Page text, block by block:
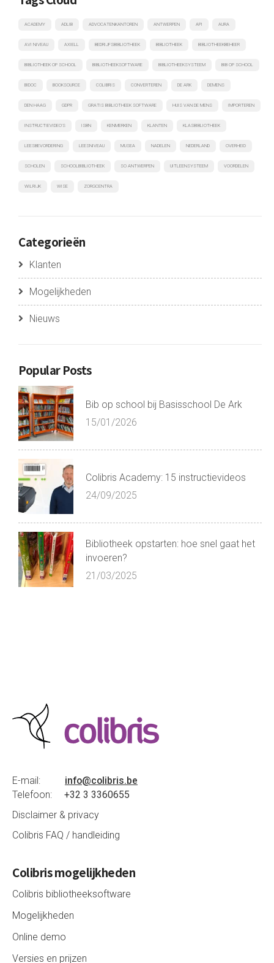
ACADEMY ADLIB ADVOCATENKANTOREN ANTWERPEN API AURA
AVI NIVEAU AXIELL BEDRIJFSBIBLIOTHEEK BIBLIOTHEEK BIBLIOTHEEKBEHEER
BIBLIOTHEEK OP SCHOOL BIBLIOTHEEKSOFTWARE BIBLIOTHEEKSYSTEEM BIB OP SCHOOL
BIDOC BOOKSOURCE COLIBRIS CONVERTEREN DE ARK DEMENS
DEN HAAG GDPR GRATIS BIBLIOTHEEK SOFTWARE HUIS VAN DE MENS IMPORTEREN
INSTRUCTIEVIDEO'S ISBN KENMERKEN KLANTEN KLASBIBLIOTHEEK
LEESBEVORDERING LEESNIVEAU MUSEA NADELEN NEDERLAND OVERHEID
SCHOLEN SCHOOLBIBLIOTHEEK SO ANTWERPEN UITLEENSYSTEEM VOORDELEN
WILRIJK WISE ZORGCENTRA
Categorieën
Klanten
Mogelijkheden
Nieuws
Popular Posts
Bib op school bij Basisschool De Ark
15/01/2026
Colibris Academy: 15 instructievideos
24/09/2025
Bibliotheek opstarten: hoe snel gaat het
invoeren?
21/03/2025
E-mail: info@colibris.be
Telefoon: +32 3 3360655
Disclaimer & privacy
Colibris FAQ / handleiding
Colibris mogelijkheden
Colibris bibliotheeksoftware
Mogelijkheden
Online demo
Versies en prijzen